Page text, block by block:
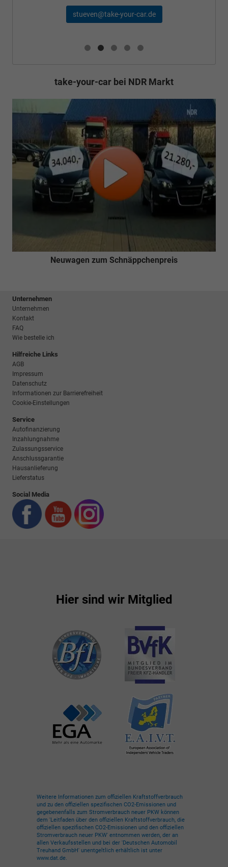
stueven@take-your-car.de
take-your-car bei NDR Markt
Neuwagen zum Schnäppchenpreis
Unternehmen
Unternehmen
Kontakt
FAQ
Wie bestelle ich
Hilfreiche Links
AGB
Impressum
Datenschutz
Informationen zur Barrierefreiheit
Cookie-Einstellungen
Service
Autofinanzierung
Inzahlungnahme
Zulassungsservice
Anschlussgarantie
Hausanlieferung
Lieferstatus
Social Media
Hier sind wir Mitglied
Weitere Informationen zum offiziellen Kraftstoffverbrauch
und zu den offiziellen spezifischen CO2-Emissionen und
gegebenenfalls zum Stromverbrauch neuer PKW können
dem 'Leitfaden über den offiziellen Kraftstoffverbrauch, die
offiziellen spezifischen CO2-Emissionen und den offiziellen
Stromverbrauch neuer PKW' entnommen werden, der an
allen Verkaufsstellen und bei der 'Deutschen Automobil
Treuhand GmbH' unentgeltlich erhältlich ist unter
www.dat.de.